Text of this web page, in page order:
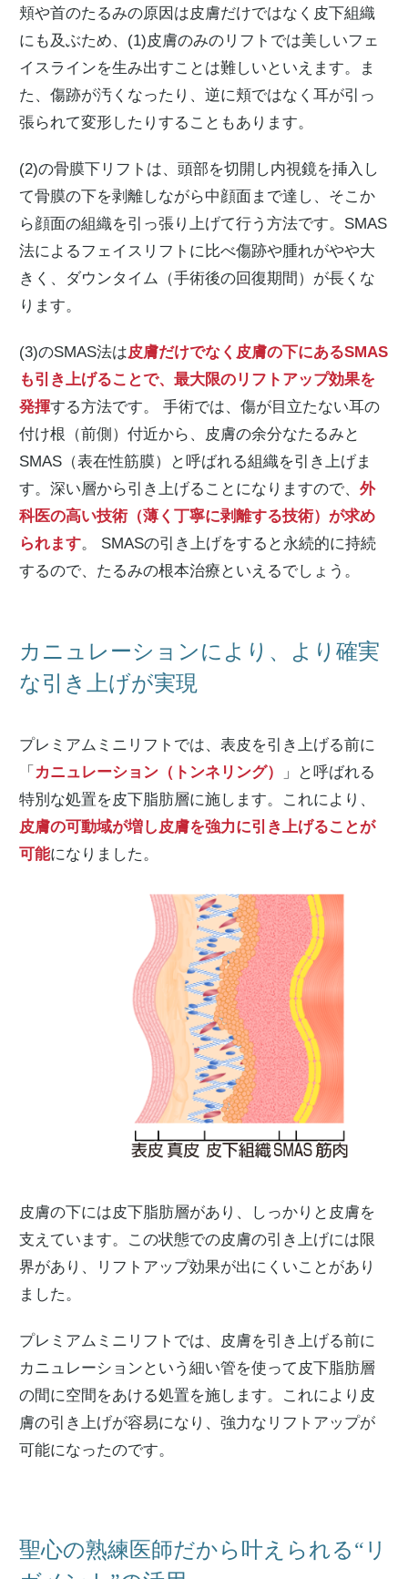
頬や首のたるみの原因は皮膚だけではなく皮下組織
にも及ぶため、(1)皮膚のみのリフトでは美しいフェ
イスラインを生み出すことは難しいといえます。ま
た、傷跡が汚くなったり、逆に頬ではなく耳が引っ
張られて変形したりすることもあります。
(2)の骨膜下リフトは、頭部を切開し内視鏡を挿入し
て骨膜の下を剥離しながら中顔面まで達し、そこか
ら顔面の組織を引っ張り上げて行う方法です。SMAS
法によるフェイスリフトに比べ傷跡や腫れがやや大
きく、ダウンタイム（手術後の回復期間）が長くな
ります。
(3)のSMAS法は皮膚だけでなく皮膚の下にあるSMAS
も引き上げることで、最大限のリフトアップ効果を
発揮する方法です。 手術では、傷が目立たない耳の
付け根（前側）付近から、皮膚の余分なたるみと
SMAS（表在性筋膜）と呼ばれる組織を引き上げま
す。深い層から引き上げることになりますので、 外
科医の高い技術（薄く丁寧に剥離する技術）が求め
られます。 SMASの引き上げをすると永続的に持続
するので、たるみの根本治療といえるでしょう。
カニュレーションにより、より確実
な引き上げが実現
プレミアムミニリフトでは、表皮を引き上げる前に
「 カニュレーション（トンネリング）
」と呼ばれる
特別な処置を皮下脂肪層に施します。これにより、
皮膚の可動域が増し皮膚を強力に引き上げることが
可能になりました。
皮膚の下には皮下脂肪層があり、しっかりと皮膚を
支えています。この状態での皮膚の引き上げには限
界があり、リフトアップ効果が出にくいことがあり
ました。
プレミアムミニリフトでは、皮膚を引き上げる前に
カニュレーションという細い管を使って皮下脂肪層
の間に空間をあける処置を施します。これにより皮
膚の引き上げが容易になり、強力なリフトアップが
可能になったのです。
聖心の熟練医師だから叶えられる“リ